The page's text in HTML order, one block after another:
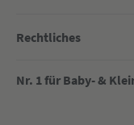
Rechtliches
Nr. 1 für Baby- &